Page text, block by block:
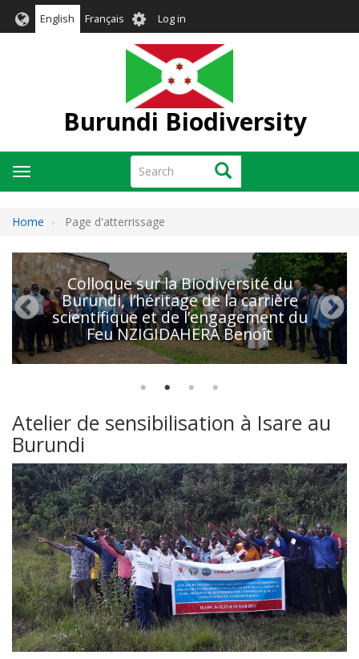
English Français User
account
menu
Log in
Burundi Biodiversity
Search Search
Toggle
navigation
Home Page d'atterrissage
Colloque sur la Biodiversité du
Burundi, l’héritage de la carrière
scientifique et de l’engagement du
Feu NZIGIDAHERA Benoît
Atelier de sensibilisation à Isare au
Burundi